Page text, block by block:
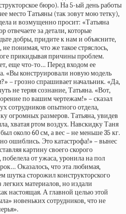
бюро). На 5-ый день работы
место Татьяны (так зовут мою тетку),
и возмущенно просит: «Татьяна
отвечаете за детали, которые
добры, придите к нам и объясните,
понимая, что же такое стряслось,
прикидывая причины проблем.
еще что-то… Перед входом ее
«Вы конструировали новую модель
– грозно спрашивает начальник. «Да,
не теряя сознание, Татьяна. «Вот,
по вашим чертежам!» – сказал
сотрудников опытного отдела,
огромных размеров. Татьяна, увидев
хватая ртом воздух. Навскидку Таня
около 60 см, а вес – не меньше 35 кг.
ошиблись. Это катастрофа!» – вынес
картину своего скорого
от ужаса, уронила на пол
Оказалось, что эта любимая,
шутка сторожил конструкторского
материалов, но издали
настоящая. А главной целью этой
новеньких сотрудников, что не